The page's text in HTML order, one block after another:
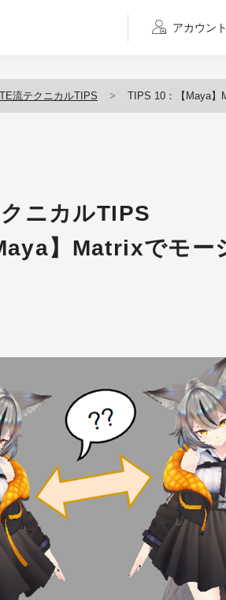
アカウン
流テクニカルTIPS TIPS 10：【Maya】Matrix
ニカルTIPS
】Matrixでモー